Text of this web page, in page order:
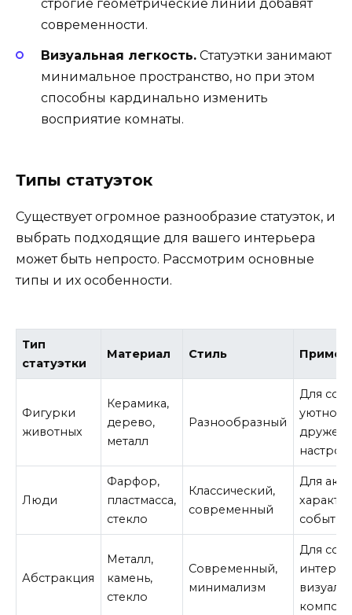
строгие геометрические линии добавят
современности.
Визуальная легкость. Статуэтки занимают
минимальное пространство, но при этом
способны кардинально изменить
восприятие комнаты.
Типы статуэток
Существует огромное разнообразие статуэток, и
выбрать подходящие для вашего интерьера
может быть непросто. Рассмотрим основные
типы и их особенности.
Тип
статуэтки
Материал Стиль
Фигурки
животных
Керамика,
дерево,
металл
Разнообразный
Для
Люди
Фарфор,
пластмасса,
стекло
Классический,
современный
Для
событии
Абстракция
Металл,
камень,
стекло
Современный,
минимализм
Для